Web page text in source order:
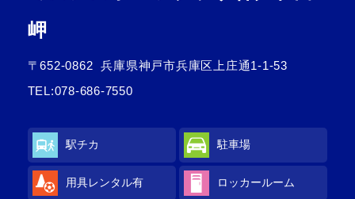
岬
〒652-0862
兵庫県神戸市兵庫区上庄通1-1-53
TEL:078-686-7550
駅チカ 駐車場
用具レンタル有 ロッカールーム